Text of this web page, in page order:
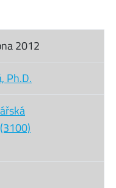
2012
Ph.D.